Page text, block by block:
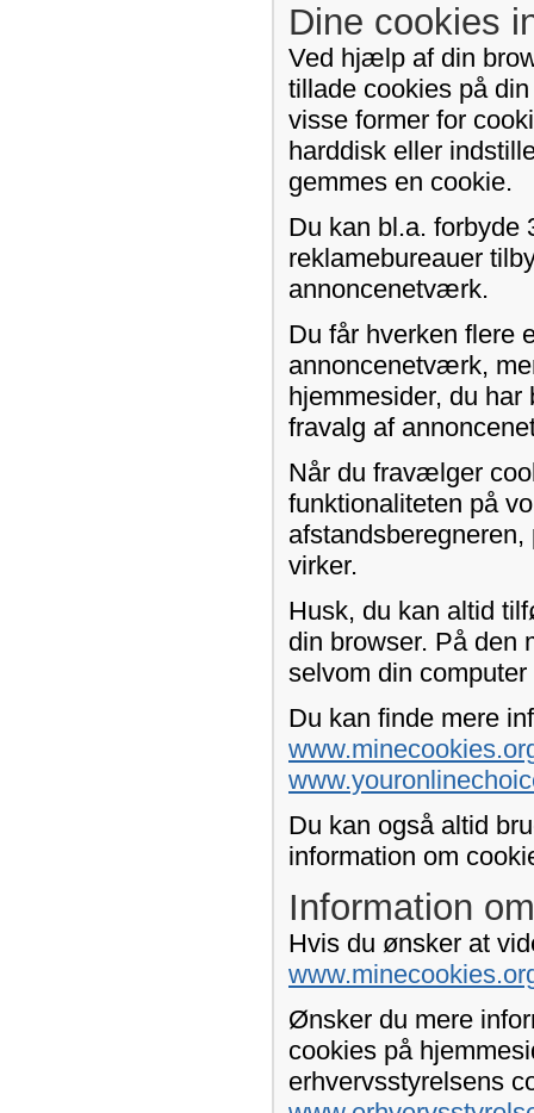
Dine cookies
Ved hjælp af din
tillade cookies på
visse former for
harddisk eller
gemmes en cookie.
Du kan bl.a. forbyde
reklamebureauer
annoncenetværk.
Du får hverken flere
annoncenetværk,
hjemmesider, du
fravalg af
Når du fravælger
funktionaliteten på
virker.
Husk, du kan altid
din browser. På den
selvom din
Du kan finde mere
Du kan også altid
information om
Information
Hvis du ønsker at
Ønsker du mere
cookies på
erhvervsstyrelsens